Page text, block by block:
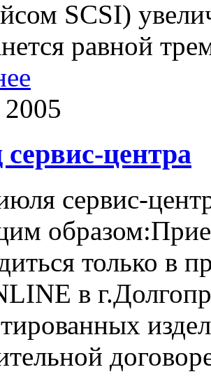
SCSI)
равной
сервис-центра
сервис-
только в
в